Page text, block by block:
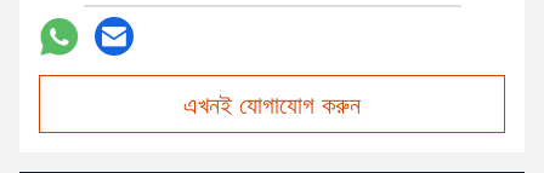
এখনই যোগাযোগ করুন